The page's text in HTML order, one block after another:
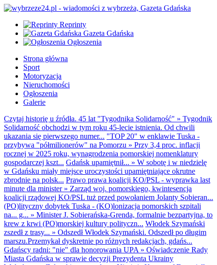
Reprinty
Gazeta Gdańska
Ogłoszenia
Strona główna
Sport
Motoryzacja
Nieruchomości
Ogłoszenia
Galerie
Czytaj historię u źródła. 45 lat "Tygodnika Solidarność" » Tygodnik
Solidarność obchodzi w tym roku 45-lecie istnienia. Od chwili
ukazania się pierwszego numer... "TOP 20" w enklawie Tuska -
przybywa "półmilionerów" na Pomorzu » Przy 3,4 proc. inflacji
rocznej w 2025 roku, wynagrodzenia pomorskiej nomenklatury
gospodarczej kszt... Gdańsk upamiętnił... » W sobotę i w niedzielę
w Gdańsku miały miejsce uroczystości upamiętniające okrutne
zbrodnie na polsk... Prawo prawa koalicji KO/PSL - wyprawka last
minute dla minister» Zarząd woj. pomorskiego, kwintesencja
koalicji rządowej KO/PSL tuż przed powołaniem Jolanty Sobieran...
(PO)lityczny dobytek Tuska - (KO)lonizacja pomorskich szpitali
na... g... » Minister J. Sobierańska-Grenda, formalnie bezpartyjna, to
krew z krwi (PO)morskiej kultury polityczn... Włodek Szymański
zszedł z trasy... » Odszedł Włodek Szymański. Odszedł po długim
marszu.Przemykał dyskretnie po różnych redakcjach, gdańs...
Gdańscy radni: "nie" dla honorowania UPA » Oświadczenie Rady
Miasta Gdańska w sprawie decyzji Prezydenta Ukrainy